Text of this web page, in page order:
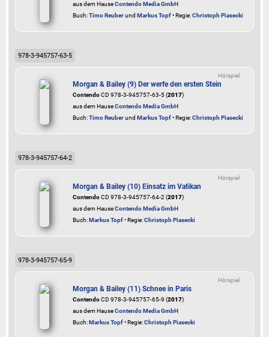
aus dem HauseContendo Media GmbH
Buch:Timo Reuberund Markus Topf• Regie:Christoph Piasecki
978-3-945757-63-5
Hörspiel
Morgan & Bailey (9) Der werfe den ersten Stein
ContendoCD 978-3-945757-63-5 (2017)
aus dem HauseContendo Media GmbH
Buch:Timo Reuberund Markus Topf• Regie:Christoph Piasecki
978-3-945757-64-2
Hörspiel
Morgan & Bailey (10) Einsatz im Vatikan
ContendoCD 978-3-945757-64-2 (2017)
aus dem HauseContendo Media GmbH
Buch:Markus Topf• Regie:Christoph Piasecki
978-3-945757-65-9
Hörspiel
Morgan & Bailey (11) Schnee in Paris
ContendoCD 978-3-945757-65-9 (2017)
aus dem HauseContendo Media GmbH
Buch:Markus Topf• Regie:Christoph Piasecki